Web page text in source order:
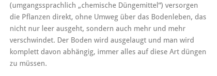
(umgangssprachlich „chemische Düngemittel“) versorgen
die Pflanzen direkt, ohne Umweg über das Bodenleben, das
nicht nur leer ausgeht, sondern auch mehr und mehr
verschwindet. Der Boden wird ausgelaugt und man wird
komplett davon abhängig, immer alles auf diese Art düngen
zu müssen.